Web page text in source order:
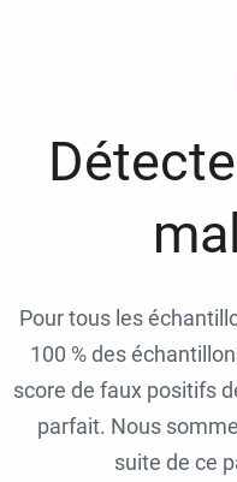
Pour tous les
100 % des
score de faux positifs
parfait. Nous
suite de ce